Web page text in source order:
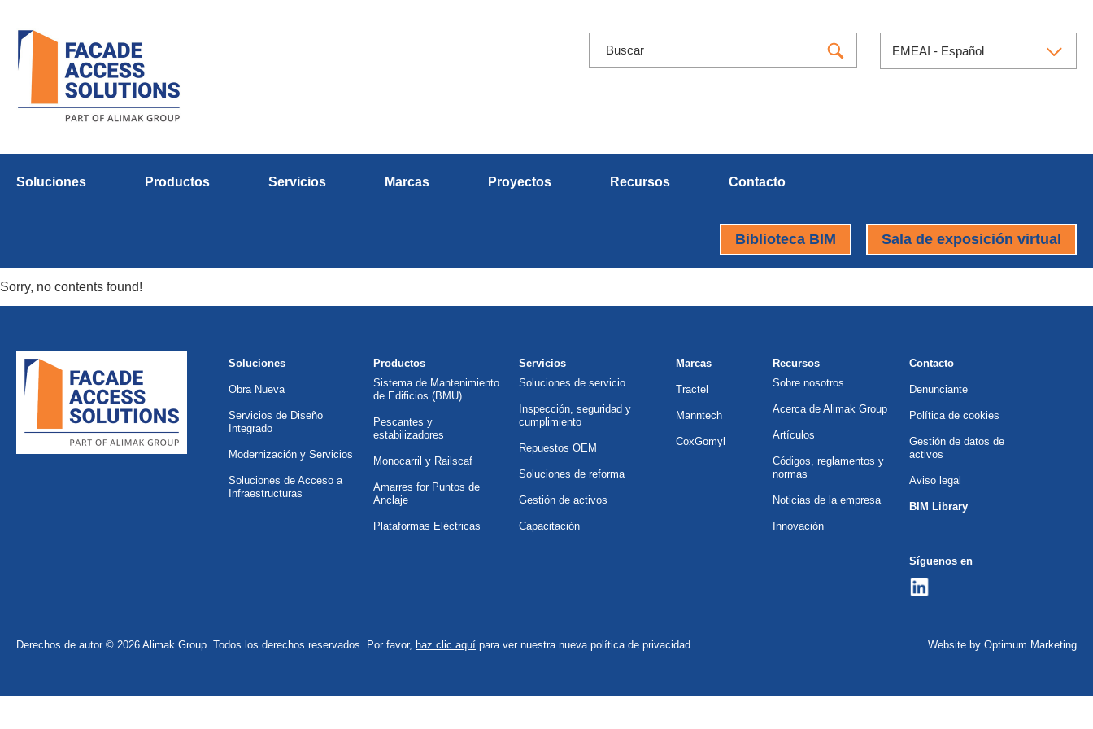
EMEAI - Español
Soluciones Productos Servicios Marcas Proyectos Recursos Contacto
Biblioteca BIM Sala de exposición virtual
Sorry, no contents found!
Soluciones
Obra Nueva
Servicios de Diseño
Integrado
Modernización y Servicios
Soluciones de Acceso a
Infraestructuras
Productos
Sistema de Mantenimiento
de Edificios (BMU)
Pescantes y
estabilizadores
Monocarril y Railscaf
Amarres for Puntos de
Anclaje
Plataformas Eléctricas
Servicios
Soluciones de servicio
Inspección, seguridad y
cumplimiento
Repuestos OEM
Soluciones de reforma
Gestión de activos
Capacitación
Marcas
Tractel
Manntech
CoxGomyl
Recursos
Sobre nosotros
Acerca de Alimak Group
Artículos
Códigos, reglamentos y
normas
Noticias de la empresa
Innovación
Contacto
Denunciante
Política de cookies
Gestión de datos de
activos
Aviso legal
BIM Library
Síguenos en
Derechos de autor © 2026 Alimak Group. Todos los derechos reservados. Por favor, haz clic aquí para ver nuestra nueva política de privacidad. Website by Optimum Marketing